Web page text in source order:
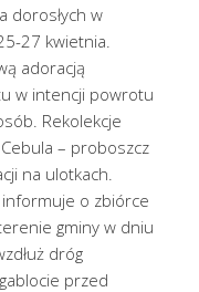
dorosłych w
27 kwietnia.
adoracją
w intencji powrotu
Rekolekcje
– proboszcz
na ulotkach.
informuje o zbiórce
gminy w dniu
dróg
przed